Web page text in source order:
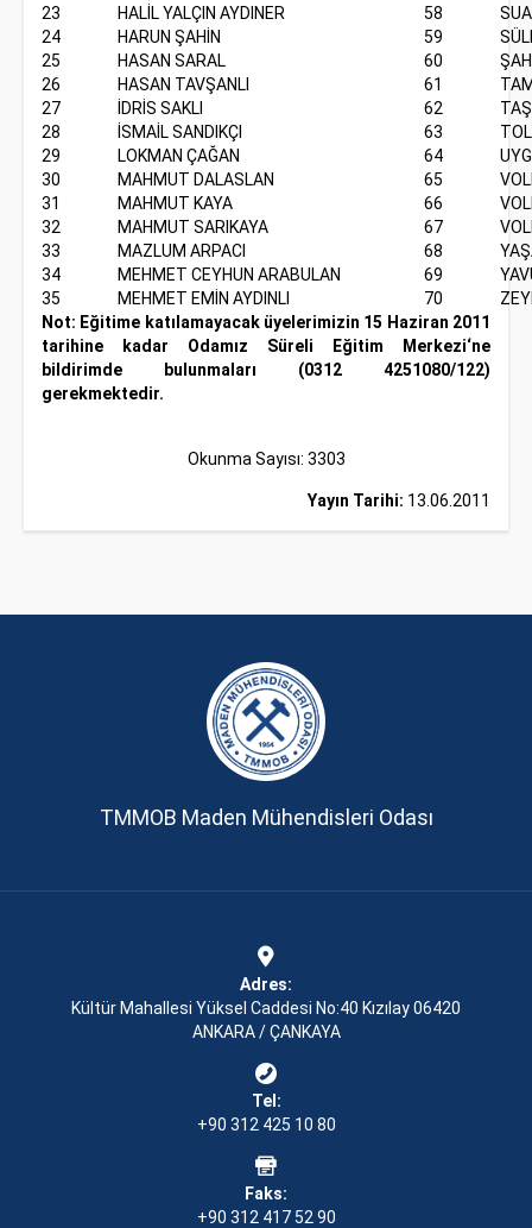
23
HALİL YALÇIN AYDINER 58
24
HARUN ŞAHİN 59
25
HASAN SARAL 60
26
HASAN TAVŞANLI 61
27
İDRİS SAKLI 62
28
İSMAİL SANDIKÇI 63
29
LOKMAN ÇAĞAN 64
30
MAHMUT DALASLAN 65
31
MAHMUT KAYA 66
32
MAHMUT SARIKAYA 67
33
MAZLUM ARPACI 68
34
MEHMET CEYHUN ARABULAN 69
35
MEHMET EMİN AYDINLI 70
Not: Eğitime katılamayacak üyelerimizin 15 Haziran 2011
tarihine kadar Odamız Süreli Eğitim Merkezi‘ne
bildirimde bulunmaları (0312 4251080/122)
gerekmektedir.
Okunma Sayısı: 3303
Yayın Tarihi: 13.06.2011
TMMOB Maden Mühendisleri Odası
Adres:
Kültür Mahallesi Yüksel Caddesi No:40 Kızılay 06420
ANKARA / ÇANKAYA
Tel:
+90 312 425 10 80
Faks:
+90 312 417 52 90